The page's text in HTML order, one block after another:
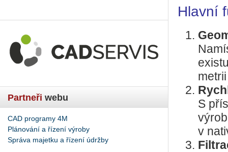
Partneři webu
CAD programy 4M
Plánování a řízení výroby
Správa majetku a řízení údržby
Hlavní
S
v